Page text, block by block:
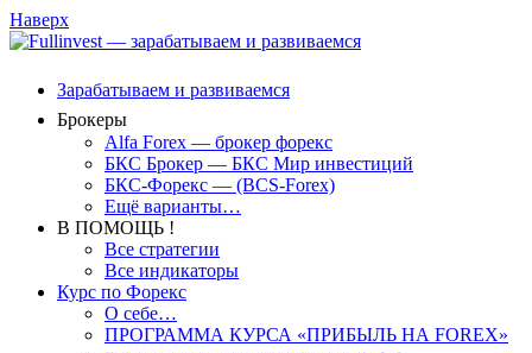
Наверх
Зарабатываем и развиваемся
Брокеры
Alfa Forex — брокер форекс
БКС Брокер — БКС Мир инвестиций
БКС-Форекс — (BCS-Forex)
Ещё варианты…
В ПОМОЩЬ !
Все стратегии
Все индикаторы
Курс по Форекс
О себе…
ПРОГРАММА КУРСА «ПРИБЫЛЬ НА FOREX»